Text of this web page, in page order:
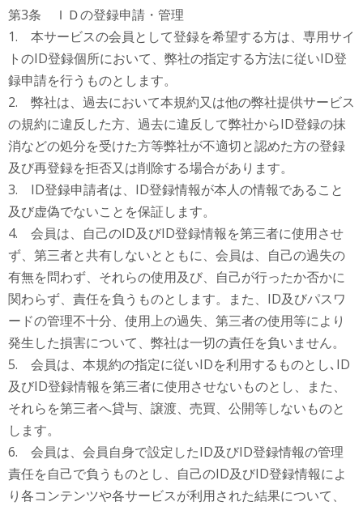
第3条 ＩＤの登録申請・管理
1. 本サービスの会員として登録を希望する方は、専用サイ
トのID登録個所において、弊社の指定する方法に従いID登
録申請を行うものとします。
2. 弊社は、過去において本規約又は他の弊社提供サービス
の規約に違反した方、過去に違反して弊社からID登録の抹
消などの処分を受けた方等弊社が不適切と認めた方の登録
及び再登録を拒否又は削除する場合があります。
3. ID登録申請者は、ID登録情報が本人の情報であること
及び虚偽でないことを保証します。
4. 会員は、自己のID及びID登録情報を第三者に使用させ
ず、第三者と共有しないとともに、会員は、自己の過失の
有無を問わず、それらの使用及び、自己が行ったか否かに
関わらず、責任を負うものとします。また、ID及びパスワ
ードの管理不十分、使用上の過失、第三者の使用等により
発生した損害について、弊社は一切の責任を負いません。
5. 会員は、本規約の指定に従いIDを利用するものとし､ID
及びID登録情報を第三者に使用させないものとし、また、
それらを第三者へ貸与、譲渡、売買、公開等しないものと
します。
6. 会員は、会員自身で設定したID及びID登録情報の管理
責任を自己で負うものとし、自己のID及びID登録情報によ
り各コンテンツや各サービスが利用された結果について、